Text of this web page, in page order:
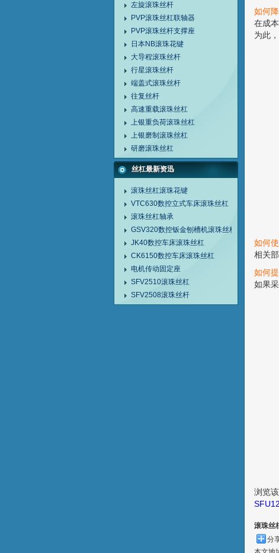
左旋滚珠丝杆
PVP滚珠丝杠联轴器
PVP滚珠丝杆支撑座
日本NB滚珠花键
大导程滚珠丝杆
行星滚珠丝杆
端盖式滚珠丝杆
往复丝杆
高速重载滚珠丝杠
上银重负荷滚珠丝杠
上银磨制滚珠丝杠
研磨滚珠丝杠
丝杠最新资迅
滚珠丝杠滚珠花键
VTC630数控立式车床滚珠丝杠
滚珠丝杠轴承
GSV320数控钣金刨槽机滚珠丝杠
JK40数控车床滚珠丝杠
CK6150数控车床滚珠丝杠
电机传动固定座
SFV2510滚珠丝杠
SFV2508滚珠丝杆
如何
在成
为此
如何
相关
如何
如果
浏览
滚珠丝
分